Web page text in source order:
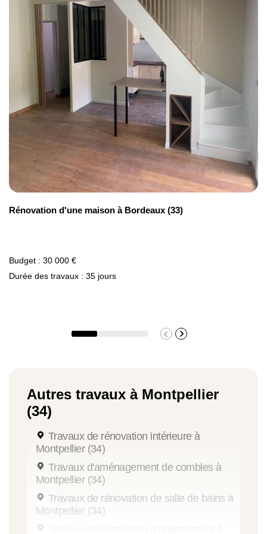
Rénovation d'une maison à Bordeaux (33)
Budget : 30 000 €
Durée des travaux : 35 jours
Autres travaux à Montpellier
(34)
Travaux de rénovation intérieure à
Montpellier (34)
Travaux d'aménagement de combles à
Montpellier (34)
Travaux de rénovation de salle de bains à
Montpellier (34)